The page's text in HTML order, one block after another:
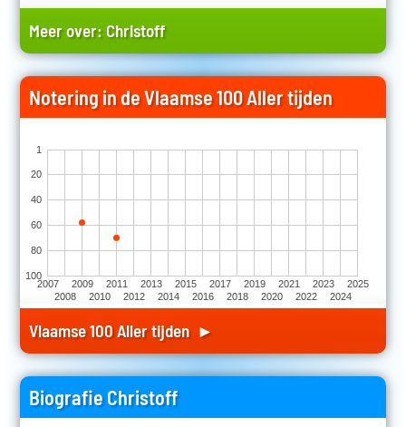
Meer over: Christoff
Notering in de Vlaamse 100 Aller tijden
2007
2008
2009
2010
2011
2012
2013
2014
2015
2016
2017
2018
2019
2020
2021
2022
2023
2024
2025
1
20
40
60
80
100
Vlaamse 100 Aller tijden ►
Biografie Christoff